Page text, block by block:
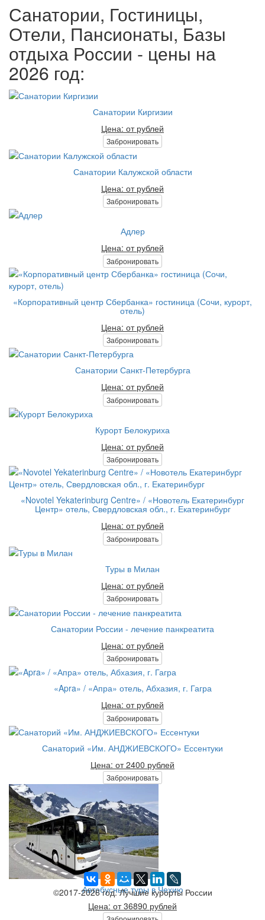
Санатории, Гостиницы,
Отели, Пансионаты, Базы
отдыха России - цены на
2026 год:
Санатории Киргизии
Цена: от рублей
Забронировать
Санатории Калужской области
Цена: от рублей
Забронировать
Адлер
Цена: от рублей
Забронировать
«Корпоративный центр Сбербанка» гостиница (Сочи, курорт,
отель)
Цена: от рублей
Забронировать
Санатории Санкт-Петербурга
Цена: от рублей
Забронировать
Курорт Белокуриха
Цена: от рублей
Забронировать
«Novotel Yekaterinburg Centre» / «Новотель Екатеринбург
Центр» отель, Свердловская обл., г. Екатеринбург
Цена: от рублей
Забронировать
Туры в Милан
Цена: от рублей
Забронировать
Санатории России - лечение панкреатита
Цена: от рублей
Забронировать
«Apra» / «Апра» отель, Абхазия, г. Гагра
Цена: от рублей
Забронировать
Санаторий «Им. АНДЖИЕВСКОГО» Ессентуки
Цена: от 2400 рублей
Забронировать
Автобусные туры в Чехию
Цена: от 36890 рублей
©2017-2026 год. Лучшие курорты России